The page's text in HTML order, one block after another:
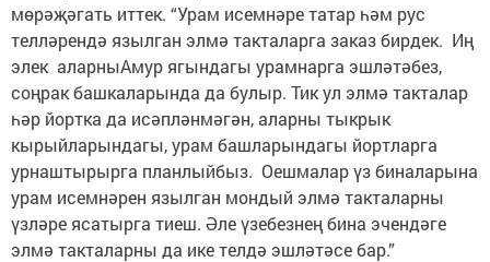
мөрәҗәгать иттек. “Урам исемнәре татар һәм рус
телләрендә язылган элмә такталарга заказ бирдек. Иң
элек аларныАмур ягындагы урамнарга эшләтәбез,
соңрак башкаларында да булыр. Тик ул элмә такталар
һәр йортка да исәпләнмәгән, аларны тыкрык
кырыйларындагы, урам башларындагы йортларга
урнаштырырга планлыйбыз. Оешмалар үз биналарына
урам исемнәрен язылган мондый элмә такталарны
үзләре ясатырга тиеш. Әле үзебезнең бина эчендәге
элмә такталарны да ике телдә эшләтәсе бар.”